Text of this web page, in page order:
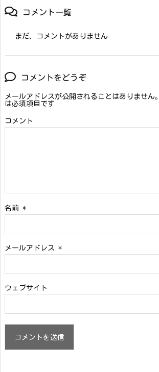
コメント一覧
まだ、コメントがありません
コメントをどうぞ
メールアドレスが公開されることはありません。
は必須項目です
コメント
名前 *
メールアドレス *
ウェブサイト